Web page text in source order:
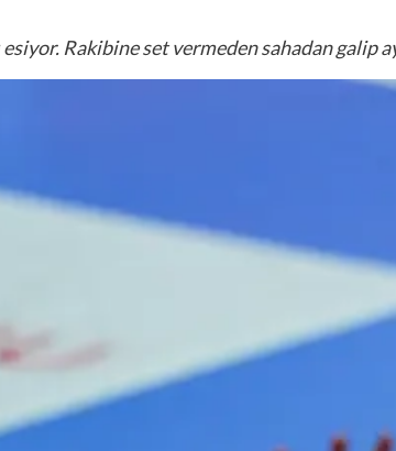
esiyor. Rakibine set vermeden sahadan